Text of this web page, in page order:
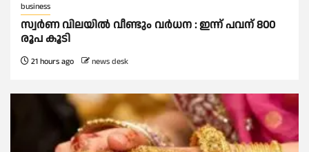
business
സ്വർണ വിലയില്‍ വീണ്ടും വർധന : ഇന്ന് പവന് 800
രൂപ കൂടി
21 hours ago news desk